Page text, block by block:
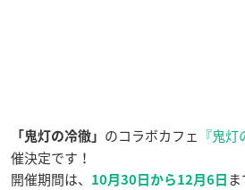
「鬼灯の冷徹」 のコラボカフェ 『鬼
催決定です！
開催期間は、
10月30日から12月6日